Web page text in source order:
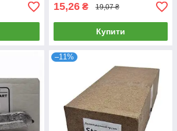
15,26 ₴ 19,07 ₴
Купити
–11%